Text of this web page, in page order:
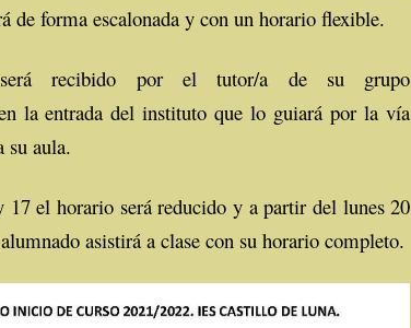
de forma escalonada y con un horario flexible.
recibido por el tutor/a de su grupo
la entrada del instituto que lo guiará por la vía
su aula.
17 el horario será reducido y a partir del lunes 20
asistirá a clase con su horario completo.